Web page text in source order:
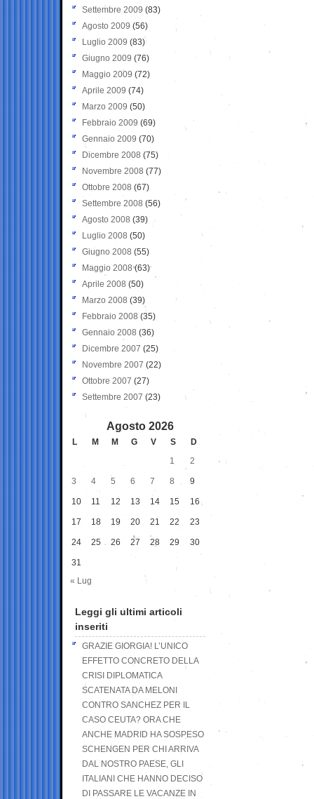
Settembre 2009 (83)
Agosto 2009 (56)
Luglio 2009 (83)
Giugno 2009 (76)
Maggio 2009 (72)
Aprile 2009 (74)
Marzo 2009 (50)
Febbraio 2009 (69)
Gennaio 2009 (70)
Dicembre 2008 (75)
Novembre 2008 (77)
Ottobre 2008 (67)
Settembre 2008 (56)
Agosto 2008 (39)
Luglio 2008 (50)
Giugno 2008 (55)
Maggio 2008(63)
Aprile 2008 (50)
Marzo 2008 (39)
Febbraio 2008 (35)
Gennaio 2008 (36)
Dicembre 2007 (25)
Novembre 2007 (22)
Ottobre 2007 (27)
Settembre 2007 (23)
Agosto 2026
L M M G V S
D
1
2
3 4 5 6 7 8 9
10 11 12 13 14 15 16
17 18 19 20 21 22 23
24 25 26 27 28 29 30
31
« Lug
Leggi gli ultimi articoli
inseriti
GRAZIE GIORGIA! L’UNICO
EFFETTO CONCRETO DELLA
CRISI DIPLOMATICA
SCATENATA DA MELONI
CONTRO SANCHEZ PER IL
CASO CEUTA? ORA CHE
ANCHE MADRID HA SOSPESO
SCHENGEN PER CHI ARRIVA
DAL NOSTRO PAESE, GLI
ITALIANI CHE HANNO DECISO
DI PASSARE LE VACANZE IN